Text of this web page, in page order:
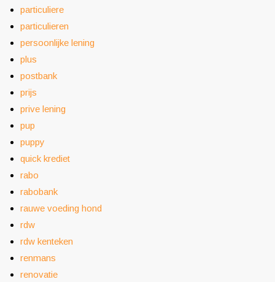
particuliere
particulieren
persoonlijke lening
plus
postbank
prijs
prive lening
pup
puppy
quick krediet
rabo
rabobank
rauwe voeding hond
rdw
rdw kenteken
renmans
renovatie